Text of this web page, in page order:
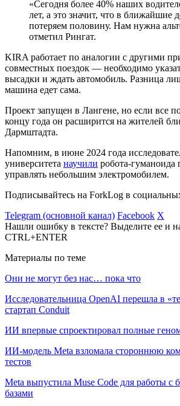
«Сегодня более 40% наших
лет, а это значит, что в ближайшие
потеряем половину. Нам нужна
отметил Рингат.
KIRA работает по аналогии с другими
совместных поездок — необходимо
высадки и ждать автомобиль. Разница
машина едет сама.
Проект запущен в ​​Лангене, но если все
концу года он расширится на жителей
Дармштадта.
Напомним, в июне 2024 года
университета научили робота-
управлять небольшим электромобилем.
Подписывайтесь на ForkLog в
Telegram (основной канал) Facebook X
Нашли ошибку в тексте? Выделите ее и
CTRL+ENTER
Материалы по теме
Они не могут без нас… пока что
Исследовательница OpenAI перешла в
стартап Conduit
ИИ впервые спроектировал полные
ИИ-модель Meta взломала стороннюю
тестов
Meta выпустила Muse Code для работы
базами